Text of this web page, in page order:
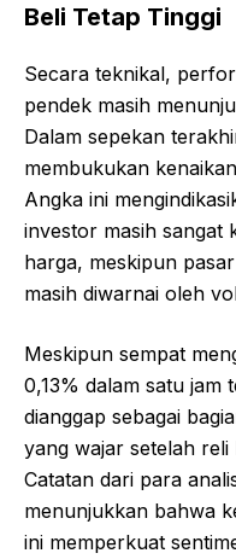
Beli Tetap Tinggi
Secara teknikal,
pendek masih
Dalam sepekan
membukukan
Angka ini
investor masih sangat
harga, meskipun
masih diwarnai oleh
Meskipun sempat
0,13% dalam satu
dianggap sebagai
yang wajar setelah
Catatan dari para
menunjukkan bahwa
ini memperkuat